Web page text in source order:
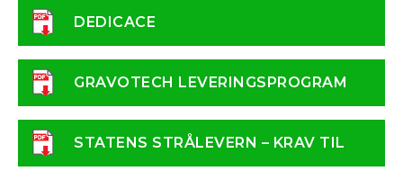
DEDICACE
GRAVOTECH LEVERINGSPROGRAM
STATENS STRÅLEVERN – KRAV TIL